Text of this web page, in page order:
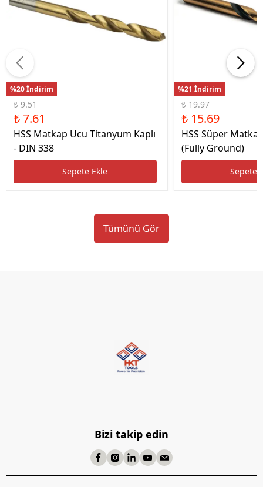
%20 İndirim
₺ 9.51
₺ 7.61
HSS Matkap Ucu Titanyum Kaplı
- DIN 338
Sepete Ekle
%21 İndirim
₺ 19.97
₺ 15.69
HSS Süper
(Fully Ground)
Sepete
Tümünü Gör
Bizi takip edin